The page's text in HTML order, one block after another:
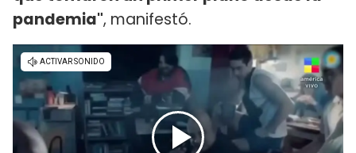
pandemia", manifestó.